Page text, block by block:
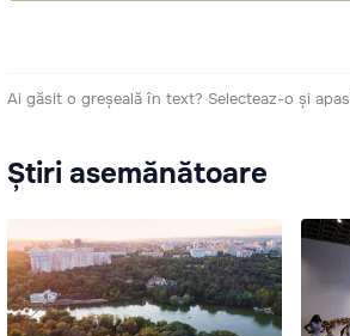
Ai găsit o greșeală în text? Selecteaz-o și
Știri asemănătoare